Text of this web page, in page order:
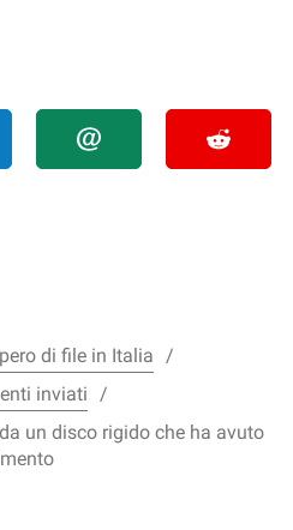
di file in Italia
inviati
un disco rigido che ha avuto